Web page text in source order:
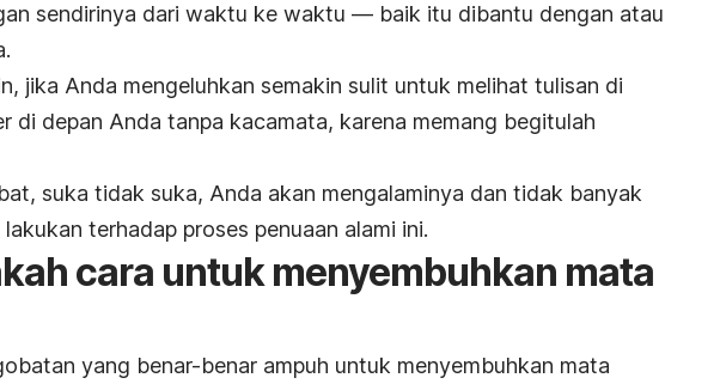
sendirinya dari waktu ke waktu — baik itu dibantu dengan atau
jika Anda mengeluhkan semakin sulit untuk melihat tulisan di
di depan Anda tanpa kacamata, karena memang begitulah
suka tidak suka, Anda akan mengalaminya dan tidak banyak
terhadap proses penuaan alami ini.
cara untuk menyembuhkan mata
yang benar-benar ampuh untuk menyembuhkan mata